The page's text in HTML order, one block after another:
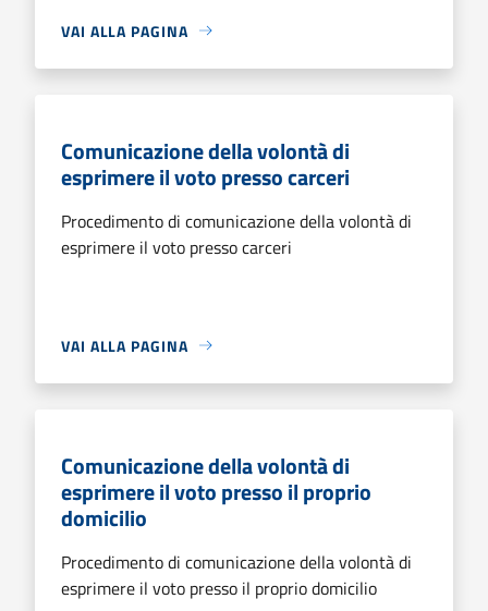
VAI ALLA PAGINA
Comunicazione della volontà di
esprimere il voto presso carceri
Procedimento di comunicazione della volontà di
esprimere il voto presso carceri
VAI ALLA PAGINA
Comunicazione della volontà di
esprimere il voto presso il proprio
domicilio
Procedimento di comunicazione della volontà di
esprimere il voto presso il proprio domicilio